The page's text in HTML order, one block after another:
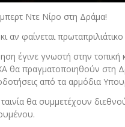
Ντε Νίρο στη Δράμα!
αν φαίνεται πρωταπριλιάτικο
έγινε γνωστή στην
θα πραγματοποιηθούν στη
από τα αρμόδια
θα συμμετέχουν